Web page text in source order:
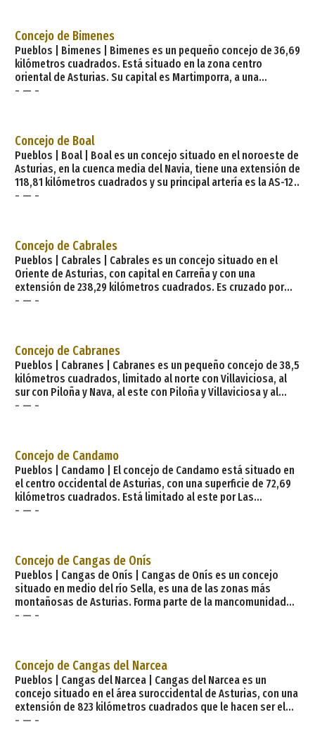
concejo está a 56 kilómet
Concejo de Bimenes
Pueblos | Bimenes | Bimenes es un pequeño concejo de 36,69
kilómetros cuadrados. Está situado en la zona centro
oriental de Asturias. Su capital es Martimporra, a una
distancia de 32 kilómetros de Oviedo y su principal vía de
oeste de nuev
- — -
Concejo de Boal
Pueblos | Boal | Boal es un concejo situado en el noroeste de
Asturias, en la cuenca media del Navia, tiene una extensión de
118,81 kilómetros cuadrados y su principal artería es la AS-12
que va de Navia a Grandes de Salime, su capital es la Villa de
- — -
Concejo de Cabrales
Pueblos | Cabrales | Cabrales es un concejo situado en el
Oriente de Asturias, con capital en Carreña y con una
extensión de 238,29 kilómetros cuadrados. Es cruzado por
diferentes carreteras, la AS-114, cruza su municipio, la AS-345
al oeste con Onís
- — -
Concejo de Cabranes
Pueblos | Cabranes | Cabranes es un pequeño concejo de 38,5
kilómetros cuadrados, limitado al norte con Villaviciosa, al
sur con Piloña y Nava, al este con Piloña y Villaviciosa y al
oeste con Villaviciosa y Nava. Sus principales localidades
Villav
- — -
Concejo de Candamo
Pueblos | Candamo | El concejo de Candamo está situado en
el centro occidental de Asturias, con una superficie de 72,69
kilómetros cuadrados. Está limitado al este por Las
Regueras, al sur por Grado, al norte por Illas, Castrillón y Soto
principal ví
- — -
Concejo de Cangas de Onís
Pueblos | Cangas de Onís | Cangas de Onís es un concejo
situado en medio del río Sella, es una de las zonas más
montañosas de Asturias. Forma parte de la mancomunidad
del Oriente de Asturias, con una extensión de 212,75
núcleos por orden de
- — -
Concejo de Cangas del Narcea
Pueblos | Cangas del Narcea | Cangas del Narcea es un
concejo situado en el área suroccidental de Asturias, con una
extensión de 823 kilómetros cuadrados que le hacen ser el
más extenso del Principado, Está limitado, al norte por Tineo,
- — -